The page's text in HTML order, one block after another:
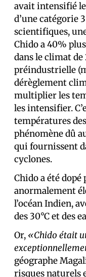
avait intensifié
d’une catégorie
scientifiques,
Chido a 40%
dans le climat de
préindustrielle
dérèglement
multiplier les
les intensifier.
températures
phénomène dû
qui fournissent
cyclones.
Chido a été
anormalement
l’océan Indien,
des 30°C et des
Or, «Chido était
géographe
risques naturels